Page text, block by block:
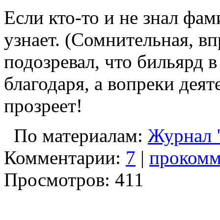
Если кто-то и не знал
узнает. (Сомнительная,
подозревал, что бильярд
благодаря, а вопреки
прозреет!
По материалам: Журнал
Комментарии: 7 |
Просмотров: 411